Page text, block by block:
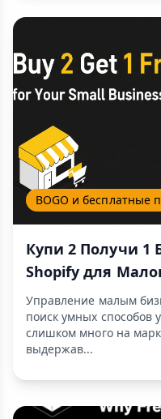
BOGO и бесплатные
Купи 2 Получи 1
Shopify для
Управление малым
поиск умных способов
слишком много на
выдержав...